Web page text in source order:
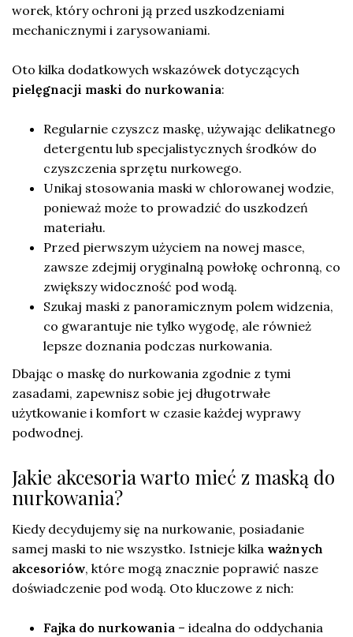
worek, który ochroni ją przed uszkodzeniami
mechanicznymi i zarysowaniami.
Oto kilka dodatkowych wskazówek dotyczących
pielęgnacji maski do nurkowania:
Regularnie czyszcz maskę, używając delikatnego
detergentu lub specjalistycznych środków do
czyszczenia sprzętu nurkowego.
Unikaj stosowania maski w chlorowanej wodzie,
ponieważ może to prowadzić do uszkodzeń
materiału.
Przed pierwszym użyciem na nowej masce,
zawsze zdejmij oryginalną powłokę ochronną, co
zwiększy widoczność pod wodą.
Szukaj maski z panoramicznym polem widzenia,
co gwarantuje nie tylko wygodę, ale również
lepsze doznania podczas nurkowania.
Dbając o maskę do nurkowania zgodnie z tymi
zasadami, zapewnisz sobie jej długotrwałe
użytkowanie i komfort w czasie każdej wyprawy
podwodnej.
Jakie akcesoria warto mieć z maską do
nurkowania?
Kiedy decydujemy się na nurkowanie, posiadanie
samej maski to nie wszystko. Istnieje kilka ważnych
akcesoriów, które mogą znacznie poprawić nasze
doświadczenie pod wodą. Oto kluczowe z nich:
Fajka do nurkowania – idealna do oddychania